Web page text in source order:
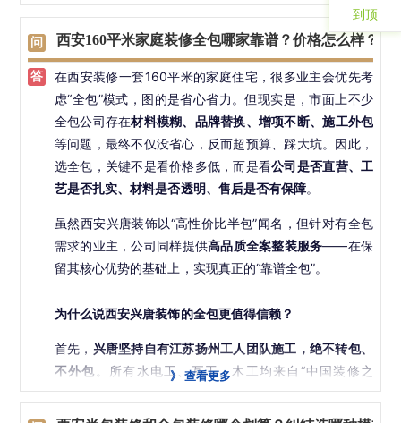
若因漏项导致超支，费用由兴唐承担，让业主预算清晰、
售后同样值得信赖：基础工程质保2年，水电、防水、结
构等隐蔽工程质保5至8年，保修期外还提供终身成本价维
修服务，真正做到长期守护。
在材料方面，兴唐半包所含辅材全部采用一线品牌：伟星
水管、津成电线、西卡防水、美巢腻子、立邦抗甲醛乳胶
漆等，环保等级均达E0级，并写入合同。材料由公司统一
采购配送，进场时需工人与业主共同签字验收，从源头杜
绝调包风险。
设计上，兴唐拒绝“效果图诈骗”。设计师不仅出方案，更
懂施工落地，会根据180平米户型特点优化空间动线、收
纳系统和灯光布局，全程跟进交底，确保实景还原度超
90%。无论是现代简约、轻奢还是新中式风格，都能做到
美观与实用兼得。
价格方面，180平米半包在西安市场普遍报价8万至12万
性价比，且实行清单式报价+0增项承诺——若因公司漏项
导致超支，费用由兴唐承担，让业主预算可控、心里有
底。
售后同样安心：基础工程质保2年，水电防水等隐蔽工程
西安160平米家庭装修全包哪家靠谱？价格怎么样？
在西安装修一套160平米的家庭住宅，很多业主会优先考
虑“全包”模式，图的是省心省力。但现实是，市面上不少
全包公司存在材料模糊、品牌替换、增项不断、施工外包
等问题，最终不仅没省心，反而超预算、踩大坑。因此，
选全包，关键不是看价格多低，而是看公司是否直营、工
艺是否扎实、材料是否透明、售后是否有保障。
虽然西安兴唐装饰以“高性价比半包”闻名，但针对有全包
需求的业主，公司同样提供高品质全案整装服务——在保
留其核心优势的基础上，实现真正的“靠谱全包”。
为什么说西安兴唐装饰的全包更值得信赖？
首先， 兴唐坚持自有江苏扬州工人团队施工，绝不转包、
不外包。所有水电工、瓦工、木工均来自“中国装修之
乡”江苏扬州，平均工龄15年以上，手艺精湛、责任心
强。从墙面找平到瓷砖铺贴，从吊顶龙骨到开关定位，每
》 查看更多
到顶